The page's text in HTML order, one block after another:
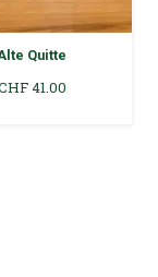
aus dem